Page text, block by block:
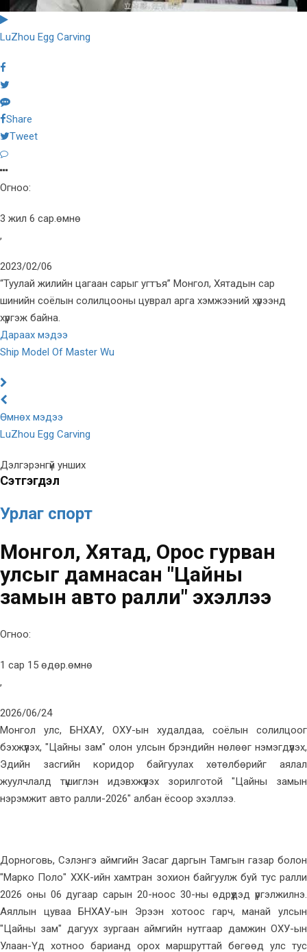
LuZhou Egg Carving
Share
Tweet
Огноо:
3 жил 6 сар.өмнө
,
2023/02/06
“Туулай жилийн цагаан сарыг угтъя” Монгол, Хятадын сар
шинийн соёлын солилцооны цуврал арга хэмжээний хүрээнд
хүргэж байна.
Дараах мэдээ
Ship Model Of Master Wu
Өмнөх мэдээ
LuZhou Egg Carving
Дэлгэрэнгүй унших
Сэтгэгдэл
Урлаг спорт
Монгол, Хятад, Орос гурван
улсыг дамнасан "Цайны
замын авто ралли" эхэллээ
Огноо:
1 сар 15 өдөр.өмнө
,
2026/06/24
Монгол улс, БНХАУ, ОХУ-ын худалдаа, соёлын солилцоог
бэхжүүлэх, "Цайны зам" олон улсын брэндийн нөлөөг нэмэгдүүлэх,
Эдийн засгийн коридор байгуулах хөтөлбөрийг аялал
жуулчлалд түшиглэн идэвхжүүлэх зорилготой "Цайны замын
нэрэмжит авто ралли-2026" албан ёсоор эхэллээ.
Дорноговь, Сэлэнгэ аймгийн Засаг даргын Тамгын газар болон
"Марко Поло" ХХК-ийн хамтран зохион байгуулж буй тус ралли
2026 оны 06 дугаар сарын 20-ноос 30-ны өдрүүдэд үргэлжилнэ.
Аяллын цуваа БНХАУ-ын Эрээн хотоос гарч, манай улсын
"Цайны зам" дагуух зургаан аймгийн нутгаар дамжин ОХУ-ын
Улаан-Үд хотноо барианд орох маршруттай бөгөөд улс тус